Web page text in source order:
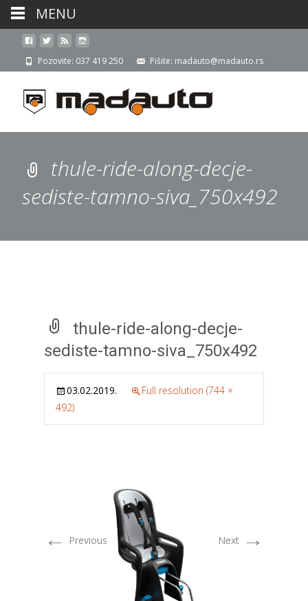
Pozovite: 037 419 250 Pišite: madauto@madauto.rs
thule-ride-along-decje-
sediste-tamno-siva_750x492
thule-ride-along-decje-
sediste-tamno-siva_750x492
03.02.2019.
Full resolution (744 ×
492)
← Previous Next →
MENU